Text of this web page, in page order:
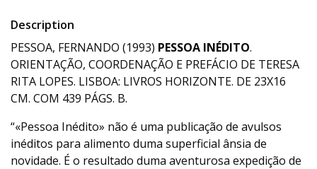
Description
PESSOA, FERNANDO (1993) PESSOA INÉDITO.
ORIENTAÇÃO, COORDENAÇÃO E PREFÁCIO DE TERESA
RITA LOPES. LISBOA: LIVROS HORIZONTE. DE 23X16
CM. COM 439 PÁGS. B.
“«Pessoa Inédito» não é uma publicação de avulsos
inéditos para alimento duma superficial ânsia de
novidade. É o resultado duma aventurosa expedição de